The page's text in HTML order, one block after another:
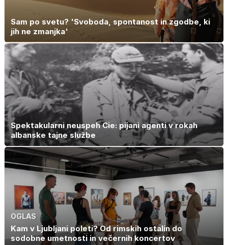
Sam po svetu? 'Svoboda, spontanost in zgodbe, ki
jih ne zmanjka'
Spektakularni neuspeh Cie: pijani agenti v rokah
albanske tajne službe
OGLAS
Kam v Ljubljani poleti? Od rimskih ostalin do
sodobne umetnosti in večernih koncertov